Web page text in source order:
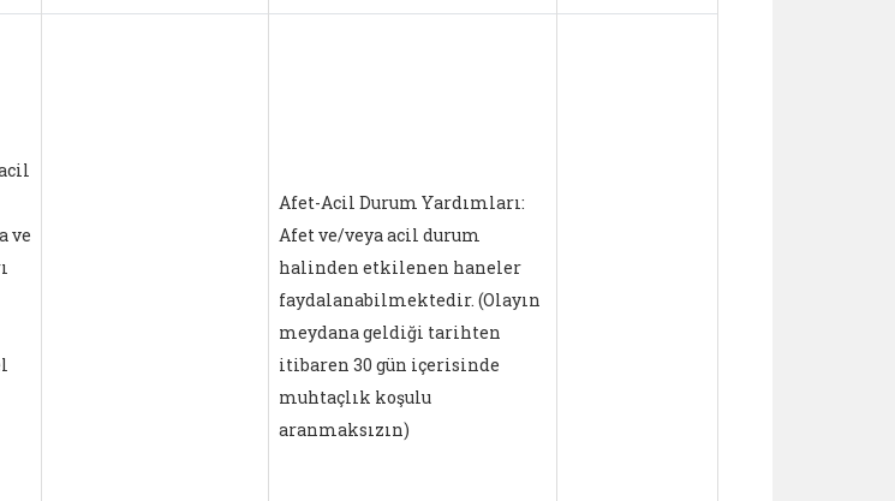
ve
Afet-Acil Durum Yardımları:
Afet ve/veya acil durum
halinden etkilenen haneler
faydalanabilmektedir. (Olayın
meydana geldiği tarihten
itibaren 30 gün içerisinde
muhtaçlık koşulu
aranmaksızın)